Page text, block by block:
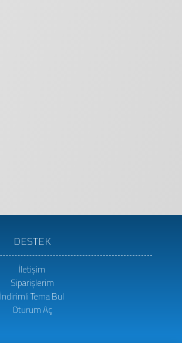
DESTEK
İletişim
Siparişlerim
İndirimli Tema Bul
Oturum Aç